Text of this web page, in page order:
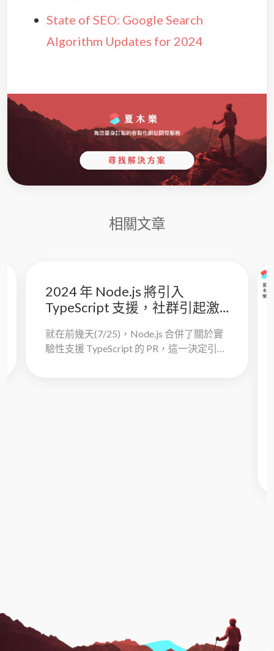
State of SEO: Google Search
Algorithm Updates for 2024
相關文章
2024 年 Node.js 將引入
TypeScript 支援，社群引起激
就在前幾天(7/25)，Node.js 合併了關於實
驗性支援 TypeScript 的 PR，這一決定引起